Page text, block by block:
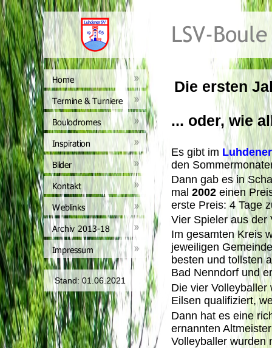
Stand: 01.06.2021
Die ersten
... oder, wie
Es gibt im
den
Dann gab es in
mal 2002 einen
erste Preis: 4 Tage
Vier Spieler aus der
Im gesamten Kreis
jeweiligen
besten und tollsten
Bad Nenndorf und
Die vier
Eilsen qualifiziert,
Dann hat es eine
ernannten
Volleyballer wurden